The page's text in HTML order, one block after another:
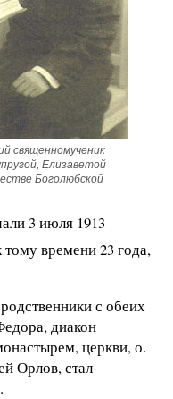
священномученик
Елизаветой
Боголюбской
3 июля 1913
времени 23 года,
с обеих
диакон
церкви, о.
Орлов, стал